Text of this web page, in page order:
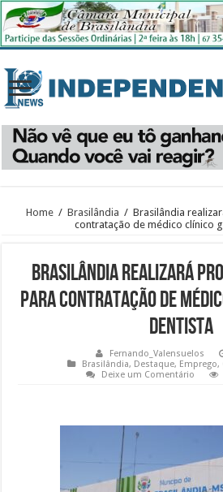
Home / Brasilândia / Brasilândia
contratação de médico clínico
Brasilândia realizará
para contratação de
dentista
Fernando_Valensuelos
Brasilândia, Destaque, Emprego,
Deixe um Comentário